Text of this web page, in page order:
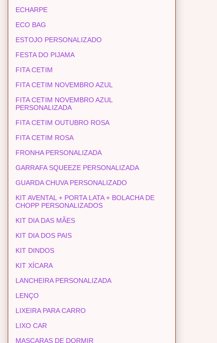
ECHARPE
ECO BAG
ESTOJO PERSONALIZADO
FESTA DO PIJAMA
FITA CETIM
FITA CETIM NOVEMBRO AZUL
FITA CETIM NOVEMBRO AZUL
PERSONALIZADA
FITA CETIM OUTUBRO ROSA
FITA CETIM ROSA
FRONHA PERSONALIZADA
GARRAFA SQUEEZE PERSONALIZADA
GUARDA CHUVA PERSONALIZADO
KIT AVENTAL + PORTA LATA + BOLACHA DE
CHOPP PERSONALIZADOS
KIT DIA DAS MÃES
KIT DIA DOS PAIS
KIT DINDOS
KIT XÍCARA
LANCHEIRA PERSONALIZADA
LENÇO
LIXEIRA PARA CARRO
LIXO CAR
MASCARAS DE DORMIR